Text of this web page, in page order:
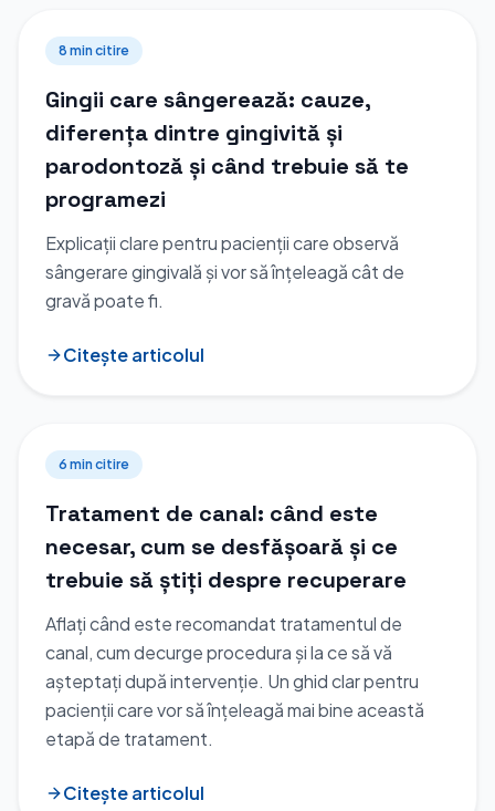
8 min citire
Gingii care sângerează: cauze,
diferența dintre gingivită și
parodontoză și când trebuie să te
programezi
Explicații clare pentru pacienții care observă
sângerare gingivală și vor să înțeleagă cât de
gravă poate fi.
Citește articolul
6 min citire
Tratament de canal: când este
necesar, cum se desfășoară și ce
trebuie să știți despre recuperare
Aflați când este recomandat tratamentul de
canal, cum decurge procedura și la ce să vă
așteptați după intervenție. Un ghid clar pentru
pacienții care vor să înțeleagă mai bine această
etapă de tratament.
Citește articolul